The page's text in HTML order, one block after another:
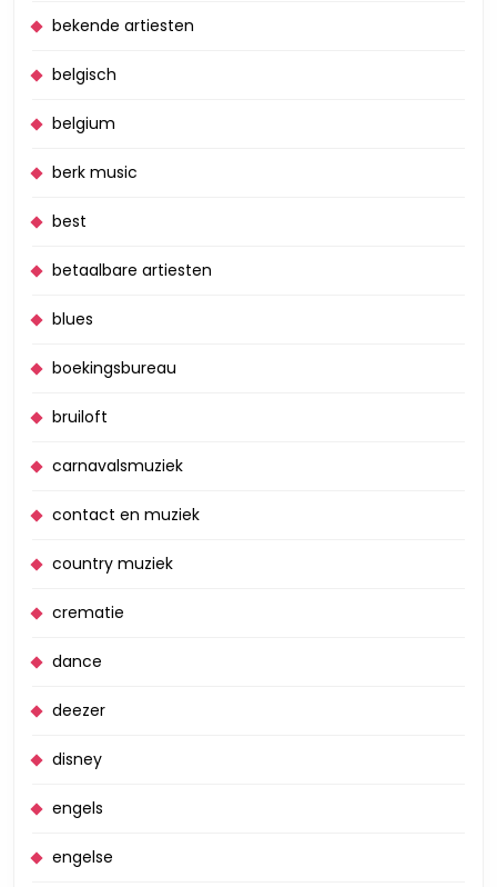
bekende artiesten
belgisch
belgium
berk music
best
betaalbare artiesten
blues
boekingsbureau
bruiloft
carnavalsmuziek
contact en muziek
country muziek
crematie
dance
deezer
disney
engels
engelse